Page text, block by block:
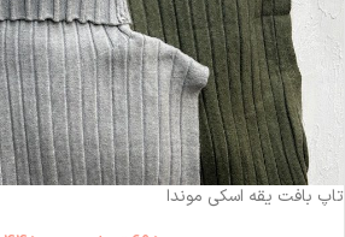
-36%
تاپ بافت یقه اسکی موندا